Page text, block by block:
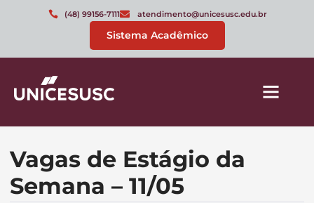
(48) 99156-7111 atendimento@unicesusc.edu.br
Sistema Acadêmico
Vagas de Estágio da
Semana – 11/05